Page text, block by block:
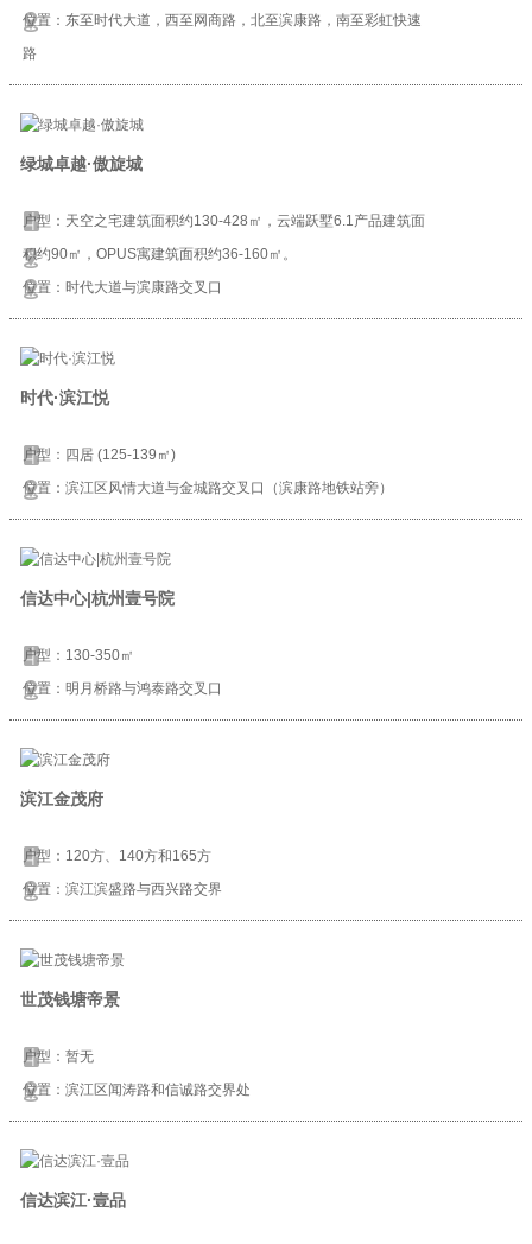
位置：东至时代大道，西至网商路，北至滨康路，南至彩虹快速
路
绿城卓越·傲旋城
户型：天空之宅建筑面积约130-428㎡，云端跃墅6.1产品建筑面
积约90㎡，OPUS寓建筑面积约36-160㎡。
位置：时代大道与滨康路交叉口
时代·滨江悦
户型：四居 (125-139㎡)
位置：滨江区风情大道与金城路交叉口（滨康路地铁站旁）
信达中心|杭州壹号院
户型：130-350㎡
位置：明月桥路与鸿泰路交叉口
滨江金茂府
户型：120方、140方和165方
位置：滨江滨盛路与西兴路交界
世茂钱塘帝景
户型：暂无
位置：滨江区闻涛路和信诚路交界处
信达滨江·壹品